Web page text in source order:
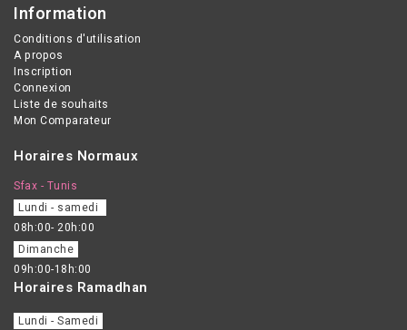
Information
Conditions d'utilisation
A propos
Inscription
Connexion
Liste de souhaits
Mon Comparateur
Horaires Normaux
Sfax - Tunis
Lundi - samedi
08h:00- 20h:00
Dimanche
09h:00-18h:00
Horaires Ramadhan
Lundi - Samedi